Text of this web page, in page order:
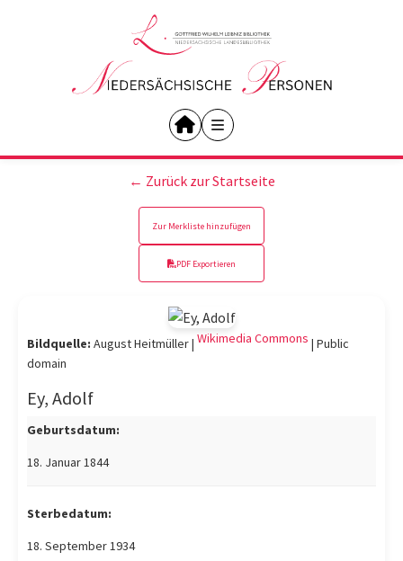
← Zurück zur Startseite
Zur Merkliste hinzufügen
PDF Exportieren
Ey, Adolf
Geburtsdatum:
18. Januar 1844
Sterbedatum:
18. September 1934
Bildquelle: August Heitmüller | Wikimedia Commons | Public
domain